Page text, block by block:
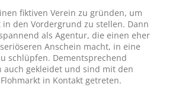
fiktiven Verein zu gründen, um
in den Vordergrund zu stellen. Dann
als Agentur, die einen eher
Anschein macht, in eine
schlüpfen. Dementsprechend
auch gekleidet und sind mit den
in Kontakt getreten.